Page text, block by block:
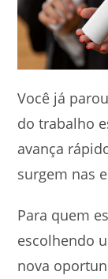
Você já
do trabalho
avança
surgem nas
Para quem
escolhendo
nova